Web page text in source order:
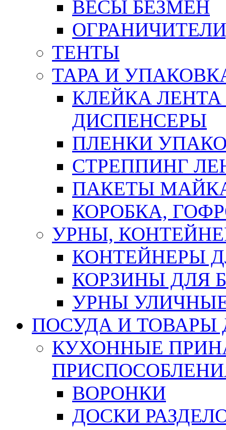
ВЕСЫ БЕЗМЕН
ТЕНТЫ
ТАРА И
КЛЕЙКА
ДИСПЕНСЕРЫ
ПЛЕНКИ
СТРЕППИНГ
ПАКЕТЫ
КОРОБКА,
УРНЫ,
КОНТЕЙНЕРЫ
КОРЗИНЫ ДЛЯ
УРНЫ
ПОСУДА И ТОВАРЫ
КУХОННЫЕ
ВОРОНКИ
ДОСКИ